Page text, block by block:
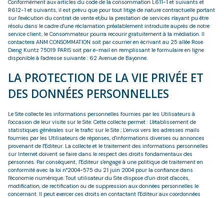
Conformément aux articles du code de la consommation L611-1 et suivants et
R612-1 et suivants, il est prévu que pour tout litige de nature contractuelle portant
sur l'exécution du contrat de vente et/ou la prestation de services n'ayant pu être
résolu dans le cadre d'une réclamation préalablement introduite auprès de notre
service client, le Consommateur pourra recourir gratuitement à la médiation. Il
contactera ANM CONSOMMATION soit par courrier en écrivant au 25 allée Rose
Dieng Kuntz 75019 PARIS soit par e-mail en remplissant le formulaire en ligne
disponible à l'adresse suivante : 62 Avenue de Bayonne.
LA PROTECTION DE LA VIE PRIVÉE ET
DES DONNÉES PERSONNELLES
Le Site collecte les informations personnelles fournies par les Utilisateurs à
l'occasion de leur visite sur le Site. Cette collecte permet : L'établissement de
statistiques générales sur le trafic sur le Site ; L'envoi vers les adresses mails
fournies par les Utilisateurs de réponses, d'informations diverses ou annonces
provenant de l'Editeur. La collecte et le traitement des informations personnelles
sur Internet doivent se faire dans le respect des droits fondamentaux des
personnes. Par conséquent, l'Editeur s'engage à une politique de traitement en
conformité avec la loi n°2004-575 du 21 juin 2004 pour la confiance dans
l'économie numérique. Tout utilisateur du Site dispose d'un droit d'accès,
modification, de rectification ou de suppression aux données personnelles le
concernant. Il peut exercer ces droits en contactant l'Editeur aux coordonnées